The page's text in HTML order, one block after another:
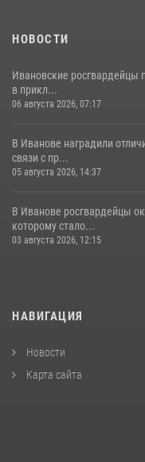
НОВОСТИ
Ивановские росгвардейцы
в прикл...
06 августа 2026, 07:17
В Иванове наградили
связи с пр...
05 августа 2026, 14:37
В Иванове росгвардейцы
которому стало...
03 августа 2026, 12:15
НАВИГАЦИЯ
Новости
Карта сайта